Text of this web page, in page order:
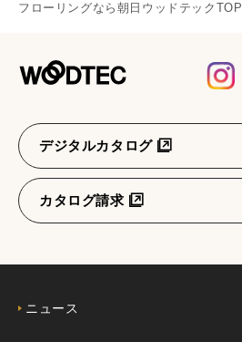
フローリングなら朝日ウッドテックTOP
デジタルカタログ
カタログ請求
ニュース